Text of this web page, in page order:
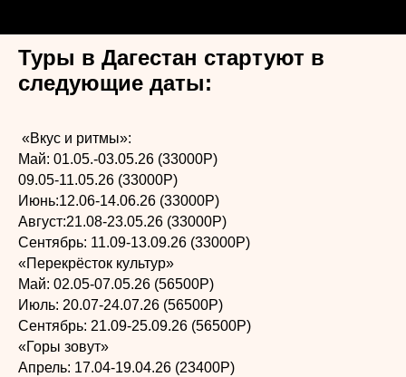
Туры в Дагестан стартуют в
следующие даты:
«Вкус и ритмы»:
Май: 01.05.-03.05.26 (33000Р)
09.05-11.05.26 (33000Р)
Июнь:12.06-14.06.26 (33000Р)
Август:21.08-23.05.26 (33000Р)
Сентябрь: 11.09-13.09.26 (33000Р)
«Перекрёсток культур»
Май: 02.05-07.05.26 (56500Р)
Июль: 20.07-24.07.26 (56500Р)
Сентябрь: 21.09-25.09.26 (56500Р)
«Горы зовут»
Апрель: 17.04-19.04.26 (23400Р)